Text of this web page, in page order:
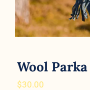
Wool Parka
$30.00